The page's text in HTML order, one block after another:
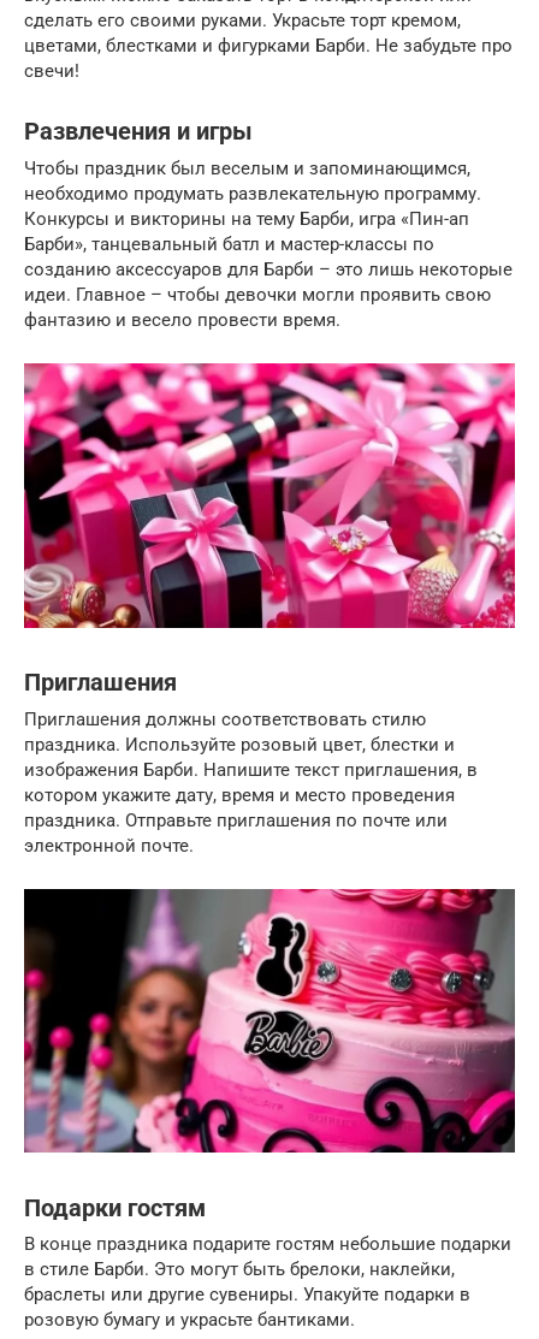
сделать его своими руками. Украсьте торт кремом,
цветами, блестками и фигурками Барби. Не забудьте про
свечи!
Развлечения и игры
Чтобы праздник был веселым и запоминающимся,
необходимо продумать развлекательную программу.
Конкурсы и викторины на тему Барби, игра «Пин-ап
Барби», танцевальный батл и мастер-классы по
созданию аксессуаров для Барби – это лишь некоторые
идеи. Главное – чтобы девочки могли проявить свою
фантазию и весело провести время.
Приглашения
Приглашения должны соответствовать стилю
праздника. Используйте розовый цвет, блестки и
изображения Барби. Напишите текст приглашения, в
котором укажите дату, время и место проведения
праздника. Отправьте приглашения по почте или
электронной почте.
Подарки гостям
В конце праздника подарите гостям небольшие подарки
в стиле Барби. Это могут быть брелоки, наклейки,
браслеты или другие сувениры. Упакуйте подарки в
розовую бумагу и украсьте бантиками.